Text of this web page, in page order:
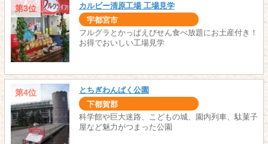
第3位 カルビー清原工場 工場見学
宇都宮市
フルグラとかっぱえびせん食べ放題にお土産付き！
お得でおいしい工場見学
第4位 とちぎわんぱく公園
下都賀郡
科学館や巨大迷路、こどもの城、園内列車、駄菓子
屋など魅力がつまった公園